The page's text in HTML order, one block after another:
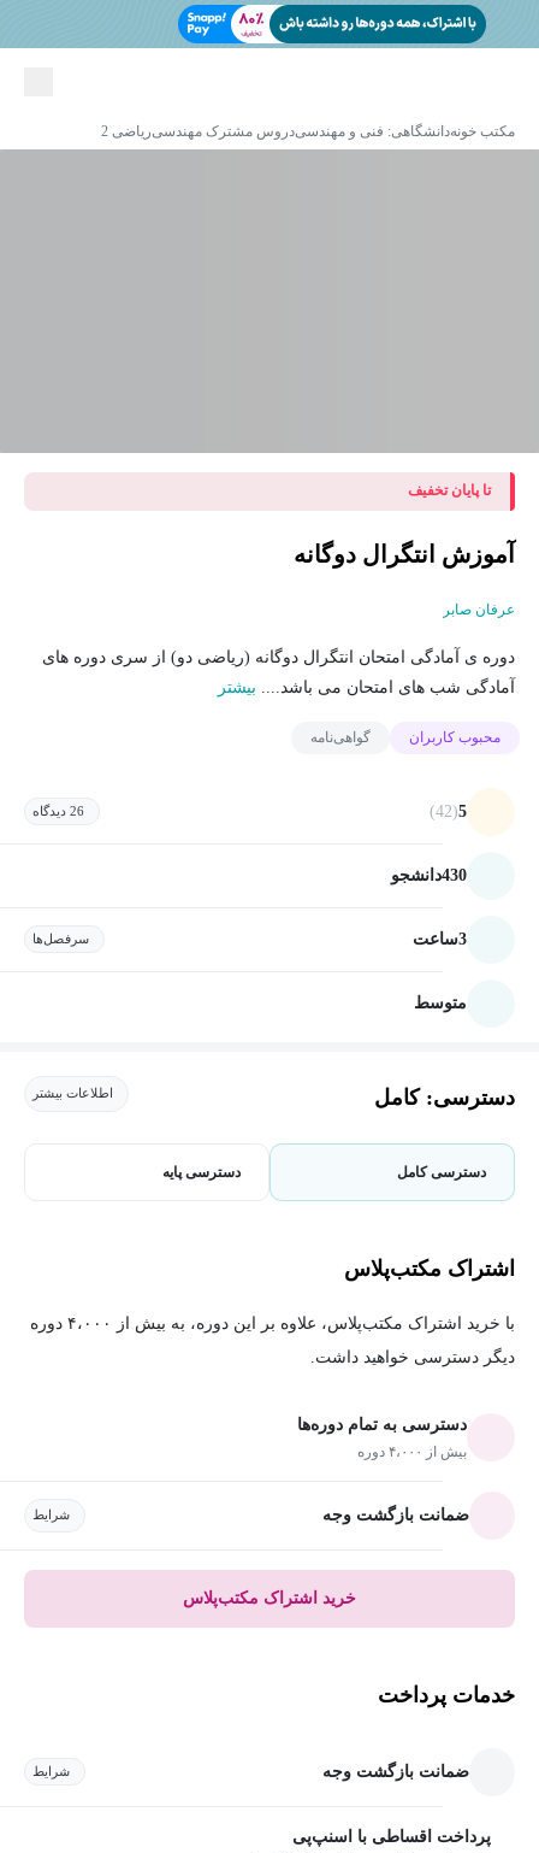
مکتب خونهدانشگاهی: فنی و مهندسیدروس مشترک مهندسیریاضی 2
تا پایان تخفیف
آموزش انتگرال دوگانه
عرفان صابر
دوره ی آمادگی امتحان انتگرال دوگانه (ریاضی دو) از سری دوره های
آمادگی شب های امتحان می باشد.... بیشتر
محبوب کاربران گواهی‌نامه
5
(42) 26 دیدگاه
430دانشجو
3ساعت سرفصل‌ها
متوسط
دسترسی: کامل اطلاعات بیشتر
دسترسی کامل دسترسی پایه
اشتراک مکتب‌پلاس
با خرید اشتراک مکتب‌پلاس، علاوه بر این دوره، به بیش از ۴،۰۰۰ دوره
دیگر دسترسی خواهید داشت.
دسترسی به تمام دوره‌ها
بیش از ۴،۰۰۰ دوره
ضمانت بازگشت وجه شرایط
خرید اشتراک مکتب‌پلاس
خدمات پرداخت
ضمانت بازگشت وجه شرایط
پرداخت اقساطی با اسنپ‌پی